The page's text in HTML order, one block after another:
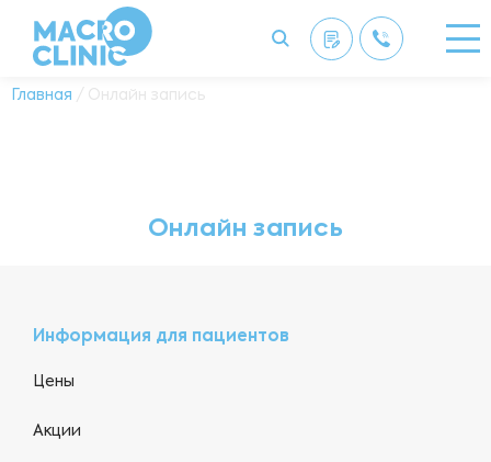
Главная / Онлайн запись
Онлайн запись
Информация для пациентов
Цены
Акции